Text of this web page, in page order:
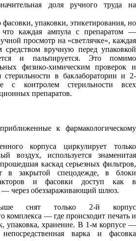
доля ручного труда на
фасовки, упаковки, этикетирования, но
что каждая ампула с препаратом —
просмотр на «светлячке», каждая
средством вручную перед упаковкой
и пальпируется. Это помимо
физико-химическим проверок и
стерильности в баклаборатории и 2-
с контролем стерильности всех
препаратов.
к фармакологическому
корпуса циркулирует только
воздух, используется знаменитая
каскад серьезных фильтров,
в закрытой спецодежде, в блоки
и фасовки доступ как в
— через обеззараживающий шлюз.
снят только 2-й корпус
комплекса — где происходит печать и
упаковка, хранение. В 1-м корпусе —
варка и фасовка